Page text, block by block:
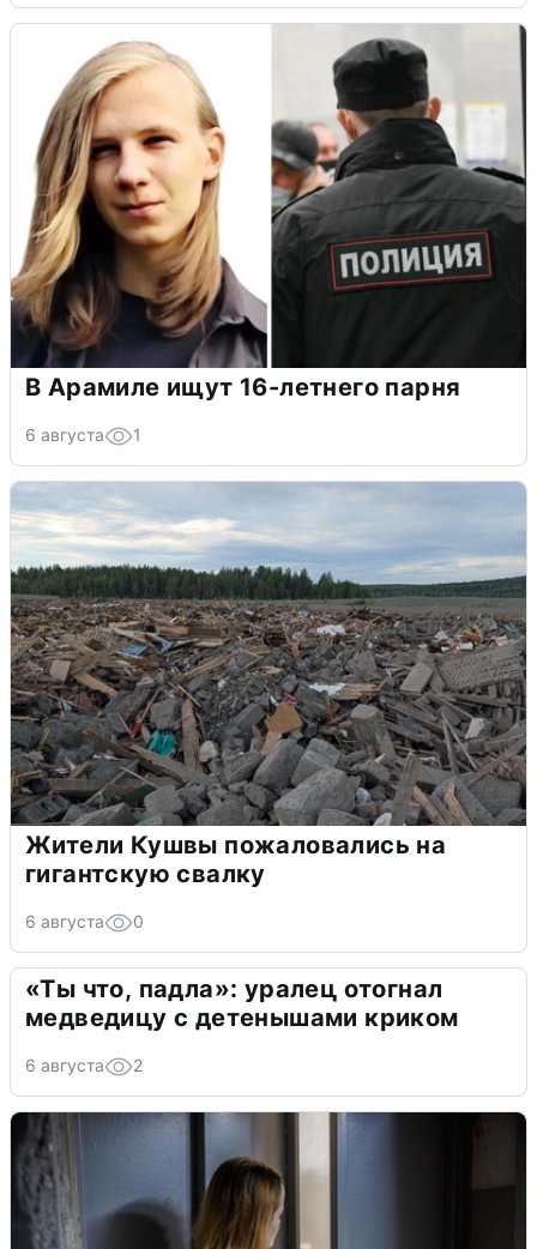
В Арамиле ищут 16-летнего парня
6 августа 1
Жители Кушвы пожаловались на
гигантскую свалку
6 августа 0
«Ты что, падла»: уралец отогнал
медведицу с детенышами криком
6 августа 2